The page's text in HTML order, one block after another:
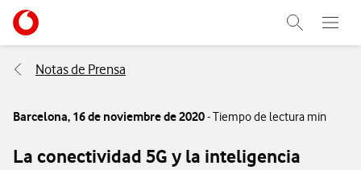
Ir a la pagina principal de vodafone.es
Abrir
Menu
Abre
Notas de Prensa
Barcelona, 16 de noviembre de 2020- Tiempo de lectura min
La conectividad 5G y la inteligencia